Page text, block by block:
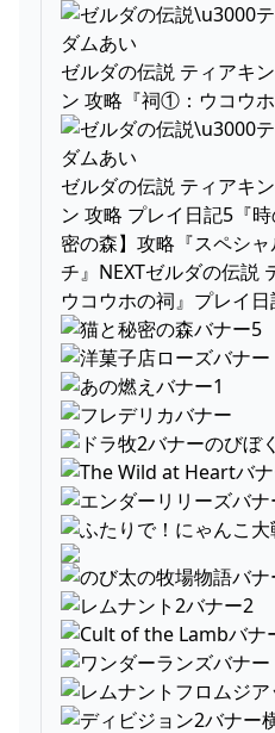
ゼルダの伝説 ティアキ
ン 攻略『祠①：ウコウ
ゼルダの伝説 ティアキ
ン 攻略 プレイ日記5『
密の森】攻略『スペシ
チ』NEXTゼルダの伝説
ウコウホの祠』プレイ日